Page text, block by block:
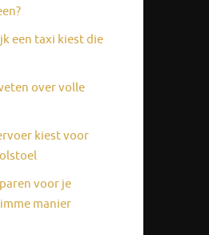
een taxi kiest die
over volle
kiest voor
voor je
manier